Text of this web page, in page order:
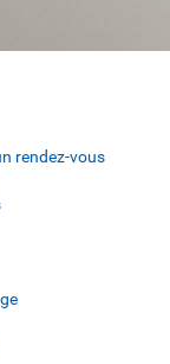
rendez-vous